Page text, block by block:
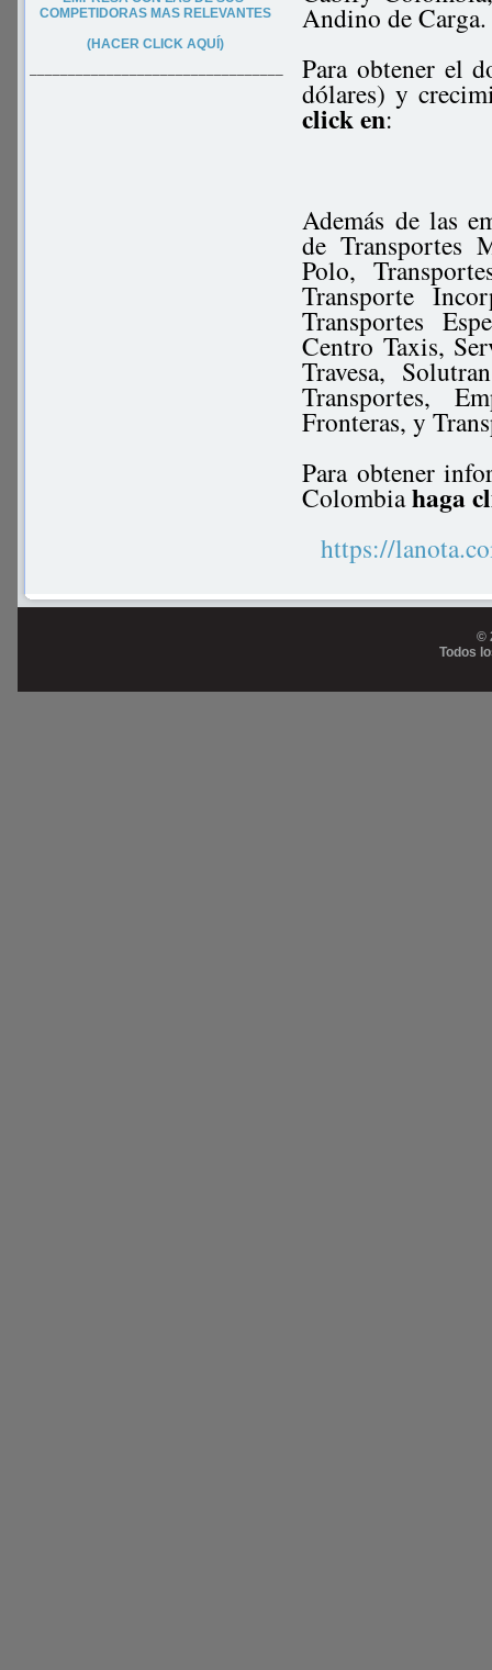
COMPETIDORAS MAS RELEVANTES
(HACER CLICK AQUÍ)
–––––––––––––––––––––––––––––––––
Andino de Carga.
Para obtener el
dólares) y
click en:
Además de las
de Transportes
Polo,
Transporte
Transportes
Centro Taxis,
Travesa,
Transportes,
Fronteras, y
Para obtener
Colombiahaga
https://
©
Todos